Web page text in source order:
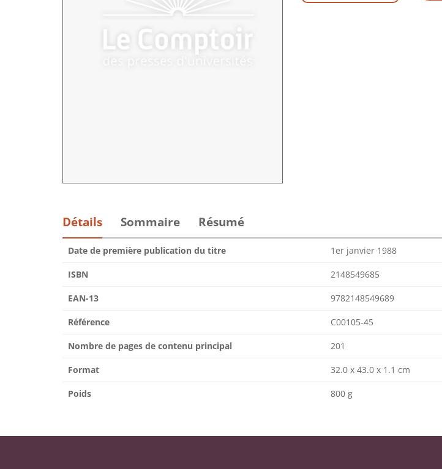
Détails Sommaire Résumé
Date de première publication du titre 1er janvier 1988
ISBN 2148549685
EAN-13 9782148549689
Référence C00105-45
Nombre de pages de contenu principal 201
Format 32.0 x 43.0 x 1.1 cm
Poids 800 g